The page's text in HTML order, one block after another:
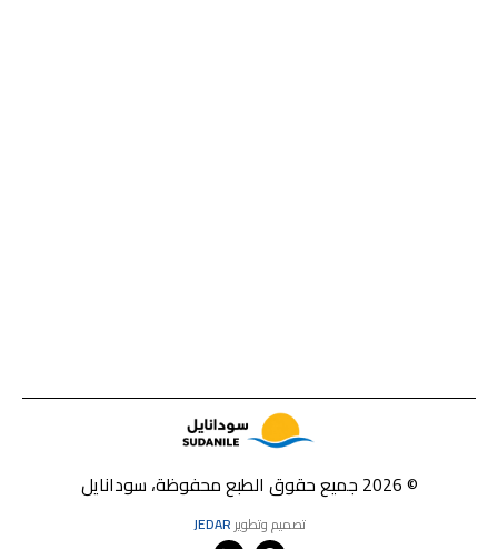
© 2026 جميع حقوق الطبع محفوظة، سودانايل
تصميم وتطويرJEDAR